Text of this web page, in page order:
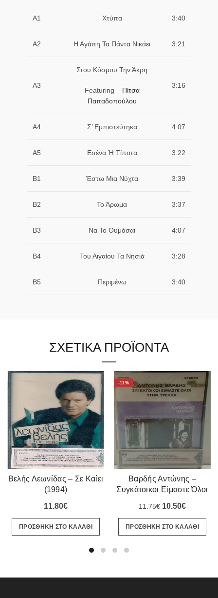
A1 Χτύπα 3:40
A2 Η Αγάπη Τα Πάντα Νικάει 3:21
A3
Στου Κόσμου Την Άκρη
Featuring – Πίτσα
Παπαδοπούλου
3:16
A4 Σ’ Εμπιστεύτηκα 4:07
A5 Εσένα Ή Τίποτα 3:22
B1 Έστω Μια Νύχτα 3:39
B2 Το Άρωμα 3:37
B3 Να Το Θυμάσαι 4:07
B4 Του Αιγαίου Τα Νησιά 3:28
B5 Περιμένω 3:40
ΣΧΕΤΙΚΑ ΠΡΟΪΟΝΤΑ
Βελής Λεωνίδας – Σε Καίει
(1994)
11.80€
ΠΡΟΣΘΗΚΗ ΣΤΟ ΚΑΛΑΘΙ
-11%
Βαρδής Αντώνης –
Συγκάτοικοι Είμαστε Όλοι
11.75€ Original
price
was:
10.50€Η
τιμή
ΠΡΟΣΘΗΚΗ ΣΤΟ ΚΑΛΑΘΙ